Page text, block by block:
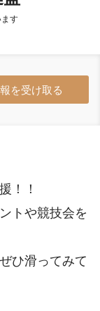
す
を受け取る
！！
トや競技会を
ひ滑ってみて